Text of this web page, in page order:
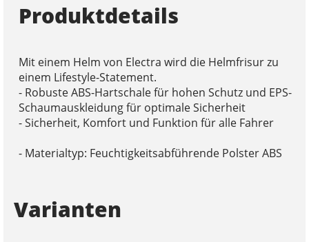
Produktdetails
Mit einem Helm von Electra wird die Helmfrisur zu
einem Lifestyle-Statement.
- Robuste ABS-Hartschale für hohen Schutz und EPS-
Schaumauskleidung für optimale Sicherheit
- Sicherheit, Komfort und Funktion für alle Fahrer
- Materialtyp: Feuchtigkeitsabführende Polster ABS
Varianten